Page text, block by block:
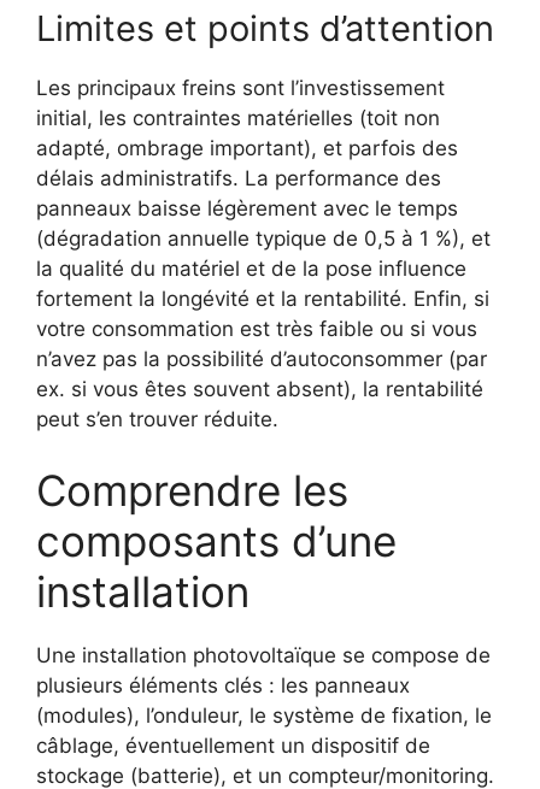
Limites et points d’attention
Les principaux freins sont l’investissement
initial, les contraintes matérielles (toit non
adapté, ombrage important), et parfois des
délais administratifs. La performance des
panneaux baisse légèrement avec le temps
(dégradation annuelle typique de 0,5 à 1 %), et
la qualité du matériel et de la pose influence
fortement la longévité et la rentabilité. Enfin, si
votre consommation est très faible ou si vous
n’avez pas la possibilité d’autoconsommer (par
ex. si vous êtes souvent absent), la rentabilité
peut s’en trouver réduite.
Comprendre les
composants d’une
installation
Une installation photovoltaïque se compose de
plusieurs éléments clés : les panneaux
(modules), l’onduleur, le système de fixation, le
câblage, éventuellement un dispositif de
stockage (batterie), et un compteur/monitoring.